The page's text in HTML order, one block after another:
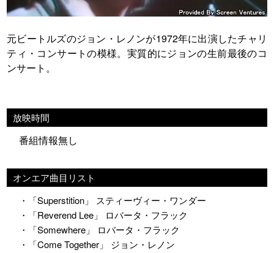
元ビートルズのジョン・レノンが1972年に出演したチャリ
ティ・コンサートの模様。実質的にジョンの生前最後のコ
ンサート。
放映時間
番組情報無し
オンエア曲目リスト
・「Superstition」 スティーヴィー・ワンダー
・「Reverend Lee」 ロバータ・フラック
・「Somewhere」 ロバータ・フラック
・「Come Together」 ジョン・レノン